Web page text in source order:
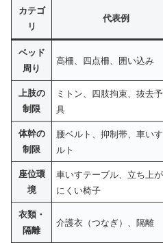
カテゴ
リ
代表例
ベッド
周り
高柵、四点柵、囲い込み
上肢の
制限
ミトン、四肢拘束、抜去
具
体幹の
制限
腰ベルト、抑制帯、車い
ルト
座位環
境
車いすテーブル、立ち上
にくい椅子
衣類・
隔離
介護衣（つなぎ）、隔離